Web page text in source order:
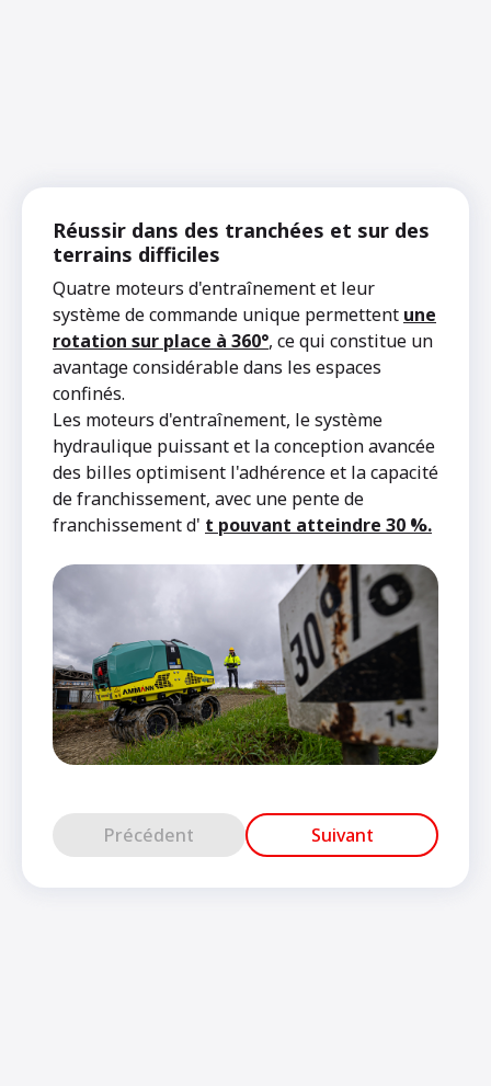
Réussir dans des tranchées et sur des
terrains difficiles
Quatre moteurs d'entraînement et leur
système de commande unique permettent une
rotation sur place à 360°, ce qui constitue un
avantage considérable dans les espaces
confinés.
Les moteurs d'entraînement, le système
hydraulique puissant et la conception avancée
des billes optimisent l'adhérence et la capacité
de franchissement, avec une pente de
franchissement d' t pouvant atteindre 30 %.
Précédent Suivant